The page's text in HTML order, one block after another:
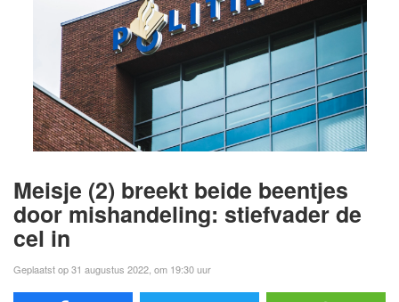
Meisje (2) breekt beide beentjes
door mishandeling: stiefvader de
cel in
Geplaatst op 31 augustus 2022, om 19:30 uur